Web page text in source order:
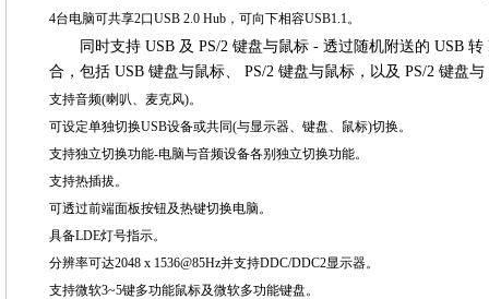
4台电脑可共享2口USB 2.0 Hub，可向下相容USB1.1。
同时支持 USB 及 PS/2 键盘与鼠标 - 透过随机附送的 USB
合，包括 USB 键盘与鼠标、 PS/2 键盘与鼠标，以及 PS/2 键盘与
支持音频(喇叭、麦克风)。
可设定单独切换USB设备或共同(与显示器、键盘、鼠标)切换。
支持独立切换功能-电脑与音频设备各别独立切换功能。
支持热插拔。
可透过前端面板按钮及热键切换电脑。
具备LDE灯号指示。
分辨率可达2048 x 1536@85Hz并支持DDC/DDC2显示器。
支持微软3~5键多功能鼠标及微软多功能键盘。